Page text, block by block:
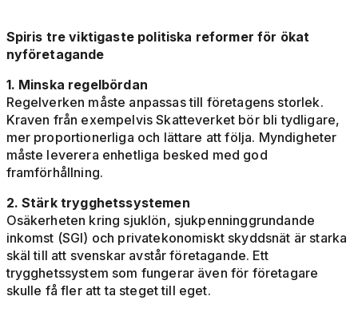
Spiris tre viktigaste politiska reformer för ökat
nyföretagande
1. Minska regelbördan
Regelverken måste anpassas till företagens storlek.
Kraven från exempelvis Skatteverket bör bli tydligare,
mer proportionerliga och lättare att följa. Myndigheter
måste leverera enhetliga besked med god
framförhållning.
2. Stärk trygghetssystemen
Osäkerheten kring sjuklön, sjukpenninggrundande
inkomst (SGI) och privatekonomiskt skyddsnät är starka
skäl till att svenskar avstår företagande. Ett
trygghetssystem som fungerar även för företagare
skulle få fler att ta steget till eget.